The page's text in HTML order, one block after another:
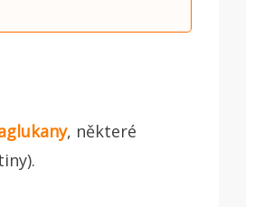
, některé